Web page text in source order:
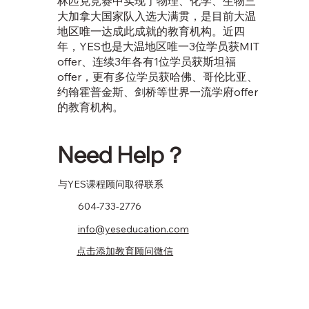
大加拿大国家队入选大满贯，是目前大温
地区唯一达成此成就的教育机构。近四
年，YES也是大温地区唯一3位学员获MIT
offer、连续3年各有1位学员获斯坦福
offer，更有多位学员获哈佛、哥伦比亚、
约翰霍普金斯、剑桥等世界一流学府offer
的教育机构。
Need Help？
​与YES课程顾问取得联系
604-733-2776
info@yeseducation.com
点击添加教育顾问微信